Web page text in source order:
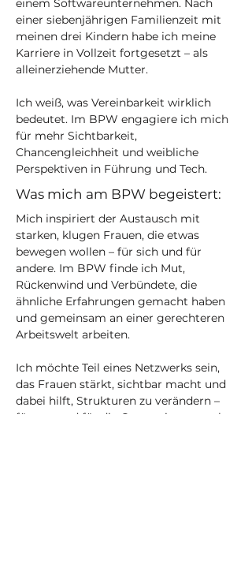
einem Softwareunternehmen. Nach
einer siebenjährigen Familienzeit mit
meinen drei Kindern habe ich meine
Karriere in Vollzeit fortgesetzt – als
alleinerziehende Mutter.
Ich weiß, was Vereinbarkeit wirklich
bedeutet. Im BPW engagiere ich mich
für mehr Sichtbarkeit,
Chancengleichheit und weibliche
Perspektiven in Führung und Tech.
Was mich am BPW begeistert:
Mich inspiriert der Austausch mit
starken, klugen Frauen, die etwas
bewegen wollen – für sich und für
andere. Im BPW finde ich Mut,
Rückenwind und Verbündete, die
ähnliche Erfahrungen gemacht haben
und gemeinsam an einer gerechteren
Arbeitswelt arbeiten.
Ich möchte Teil eines Netzwerks sein,
das Frauen stärkt, sichtbar macht und
dabei hilft, Strukturen zu verändern –
für uns und für die Generationen nach